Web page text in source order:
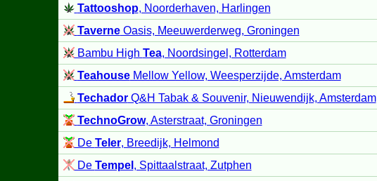
Tattooshop, Noorderhaven, Harlingen
TaverneOasis, Meeuwerderweg, Groningen
Bambu High Tea, Noordsingel, Rotterdam
TeahouseMellow Yellow, Weesperzijde, Amsterdam
TechadorQ&H Tabak & Souvenir, Nieuwendijk, Amsterdam
TechnoGrow, Asterstraat, Groningen
De Teler, Breedijk, Helmond
De Tempel , Spittaalstraat, Zutphen